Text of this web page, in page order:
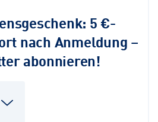
5 €-
nach Anmeldung –
abonnieren!